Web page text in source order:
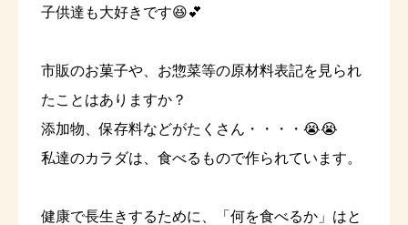
子供達も大好きです😆💕
市販のお菓子や、お惣菜等の原材料表記を見られ
たことはありますか？
添加物、保存料などがたくさん・・・・😭😭
私達のカラダは、食べるもので作られています。
健康で長生きするために、「何を食べるか」はと